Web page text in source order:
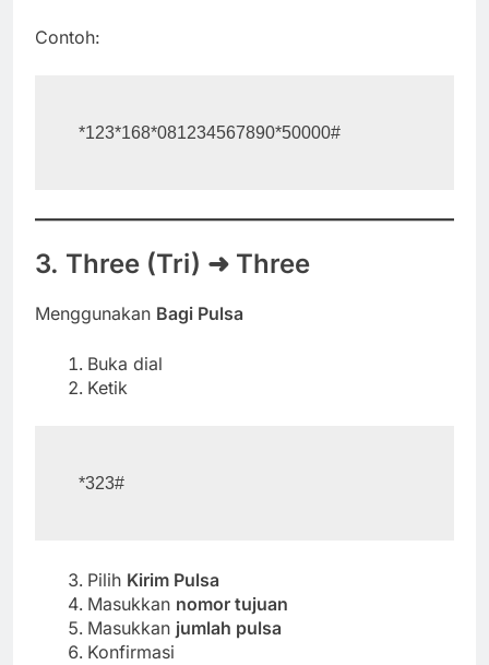
Contoh:
3. Three (Tri) ➜ Three
Menggunakan Bagi Pulsa
Buka dial
Ketik
Pilih Kirim Pulsa
Masukkan nomor tujuan
Masukkan jumlah pulsa
Konfirmasi